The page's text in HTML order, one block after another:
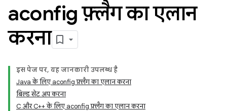
aconfig फ़्लैग का एलान
करना
इस पेज पर, यह जानकारी उपलब्ध है
Java के लिए aconfig फ़्लैग का एलान करना
बिल्ड सेट अप करना
C और C++ के लिए aconfig फ़्लैग का एलान करना